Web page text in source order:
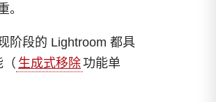
。
阶段的 Lightroom 都具
生成式移除功能单